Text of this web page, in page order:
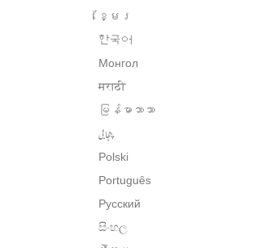
ខ្មែរ
한국어
Монгол
मराठी
မြန်မာဘာသာ
پنجابی
Polski
Português
Русский
සිංහල